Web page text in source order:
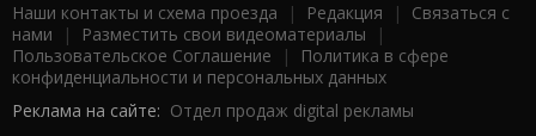
Наши контакты и схема проезда | Редакция | Связаться с
нами | Разместить свои видеоматериалы |
Пользовательское Соглашение |
Политика в сфере
конфиденциальности и персональных данных
Реклама на сайте: Отдел продаж digital рекламы